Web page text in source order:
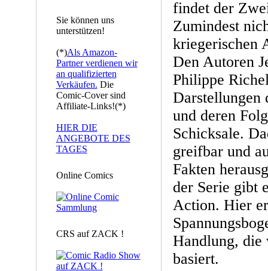
Sie können uns
unterstützen!
(*)Als Amazon-
Partner verdienen wir
an qualifizierten
Verkäufen. Die
Comic-Cover sind
Affiliate-Links!(*)
HIER DIE
ANGEBOTE DES
TAGES
Online Comics
CRS auf ZACK !
findet der
Zumindest
kriegerischen
Den Autoren
Philippe
Darstellungen
und deren
Schicksale.
greifbar und
Fakten
der Serie gibt
Action. Hier
Handlung, die
basiert.